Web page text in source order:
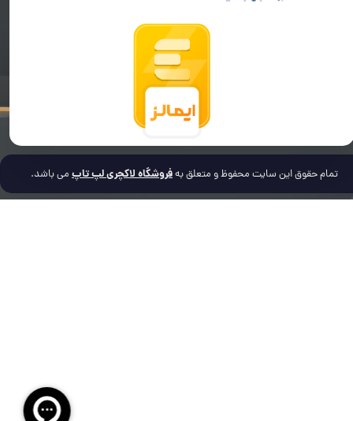
تمام حقوق این سایت محفوظ و متعلق بهفروشگاه لاکچری لپ تاپ می باشد.